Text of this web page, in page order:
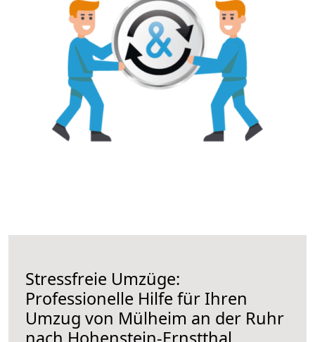
Stressfreie Umzüge:
Professionelle Hilfe für Ihren
Umzug von Mülheim an der Ruhr